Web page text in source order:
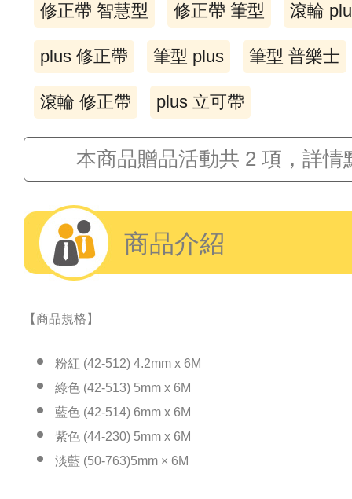
修正帶 智慧型 修正帶 筆型 滾輪
plus 修正帶 筆型 plus 筆型 普樂士
滾輪 修正帶 plus 立可帶
本商品贈品活動共 2 項，詳
商品介紹
【商品規格】
粉紅 (42-512) 4.2mm x 6M
綠色 (42-513) 5mm x 6M
藍色 (42-514) 6mm x 6M
紫色 (44-230) 5mm x 6M
淡藍 (50-763)5mm × 6M